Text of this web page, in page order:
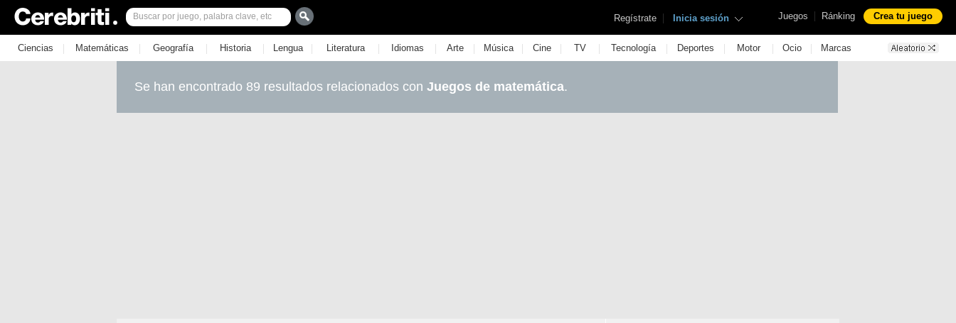
Juegos | Ránking Crea tu juego
Regístrate | Inicia sesión
Ciencias | Matemáticas | Geografía | Historia | Lengua | Literatura | Idiomas | Arte | Música | Cine | TV | Tecnología | Deportes | Motor | Ocio | Marcas
Se han encontrado 89 resultados relacionados con Juegos de matemática.